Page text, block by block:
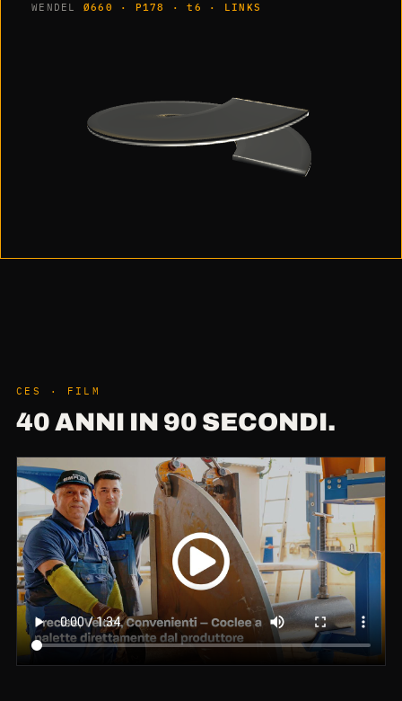
WENDEL Ø660 · P178 · t6 · LINKS
CES · FILM
40 ANNI IN 90 SECONDI.